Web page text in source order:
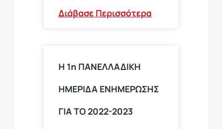
Διάβασε Περισσότερα
Η 1η ΠΑΝΕΛΛΑΔΙΚΗ
ΗΜΕΡΙΔΑ ΕΝΗΜΕΡΩΣΗΣ
ΓΙΑ ΤΟ 2022-2023